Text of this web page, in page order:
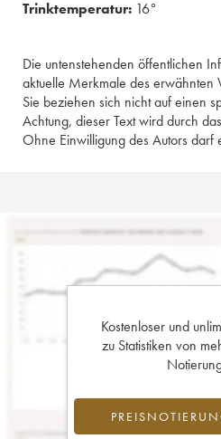
Trinktemperatur: 16°
Die untenstehenden öffentlichen
aktuelle Merkmale des erwähnten
Sie beziehen sich nicht auf einen
Achtung, dieser Text wird durch
Ohne Einwilligung des Autors darf
Kostenloser und
zu Statistiken von